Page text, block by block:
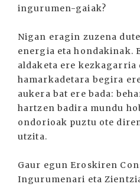
ingurumen-gaiak?
Nigan eragin zuzena
energia eta hondakinak.
aldaketa ere kezkagarria
hamarkadetara begira
aukera bat ere bada:
hartzen badira mundu
ondorioak puztu ote
utzita.
Gaur egun Eroskiren
Ingurumenari eta